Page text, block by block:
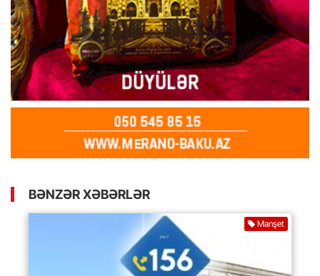
BƏNZƏR XƏBƏRLƏR
Manşet